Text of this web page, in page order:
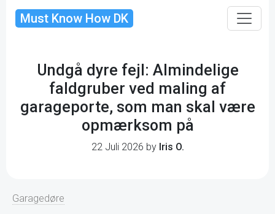
Must Know How DK
Undgå dyre fejl: Almindelige
faldgruber ved maling af
garageporte, som man skal være
opmærksom på
22 Juli 2026 by Iris O.
Garagedøre